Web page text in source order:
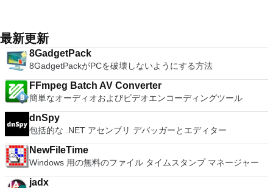
ート。 VNC Connectサブスクリプションには、無料、有料、
試用の3つのバージョンがあります。 制御する必要のあるマシ
ンごとに、RealVNCのWebサイトにアクセスして、各コンピ
ューターにVNC Connectをダウンロードするだけです。次
に、RealVNCアカウントの資格情報を使用して、ローカルマ
シンでVNC Viewerにサインインします。そこから、コンピュ
ーターを確認して接続できます。 VNC Connectを使用する
と、セッションはエンドツーエンドで暗号化されます。アプリ
はすぐに各コンピューターをパスワードで保護します。コンピ
ューターへのログインに使用するのと同じユーザー名とパスワ
ードを入力するだけです。 WIN 7,8,8.1,10をサポートしま
す。 VNC ViewerのMacバージョンをお探しですか？ここから
ステム。 Windows Server 2003、Windows Vista、Windows
XP Service Pack 2。
の増え続けるコレクションへのアクセスで仮想世界に没頭する
か、PCまたはラップトップでの比類のない再生サポートと独
自の強化により、どこにいても簡単にリラックスできます。
新機能は次のとおりです。 4K DHR向けに最適化 Ultra HD
Blu-ray、4K、HEVC / H.265およびHDR10コンテンツをサポー
ト全画面モードで21：9モニターで2.35：1の映画を見る常時
オンのミニビューでYouTubeライブを見る YouTubeおよび
Vimeoで4K HDRおよび360ビデオを再生 VRエクスペリエンス
の向上：Microsoft Mixed Realityヘッドセット、HTC、VIVE、
およびOculus Riftをサポート Fire TVとキャストのサポート
注：これは商用トライアルです。
最新更新
8GadgetPack
8GadgetPackがPCを破壊しないようにする方法
FFmpeg Batch AV Converter
簡単なオーディオおよびビデオエンコーディングツール
dnSpy
包括的な .NET アセンブリ デバッガーとエディター
NewFileTime
Windows 用の無料のファイル タイムスタンプ マネージャー
jadx